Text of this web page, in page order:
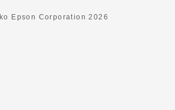
Epson Corporation2026